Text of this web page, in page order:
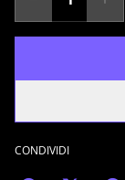
CONDIVIDI